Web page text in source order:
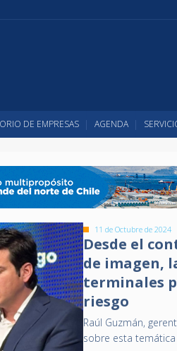
DE EMPRESAS AGENDA
11 de Octubre de 2024
Desde el
de imagen,
terminales
riesgo
Raúl Guzmán,
sobre esta temática